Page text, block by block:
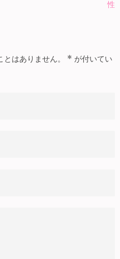
性
はありません。 * が付いてい